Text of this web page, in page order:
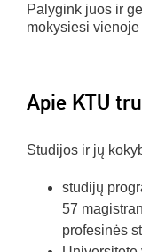
Palygink juos ir
mokysiesi
Apie KTU
Studijos ir jų
studijų
57
profesinės